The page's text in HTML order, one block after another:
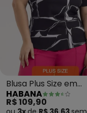
Blusa Plus Size em
Misturinha (Preto)
HABANA
R$ 109,90